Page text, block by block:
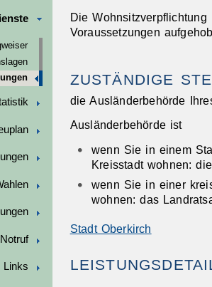
Notruf
Links
Die
Voraussetzungen
ZUSTÄNDIGE
die Ausländerbehörde
Ausländerbehörde ist
wenn Sie in einem
Kreisstadt wohnen:
wenn Sie in einer
wohnen: das
Stadt Oberkirch